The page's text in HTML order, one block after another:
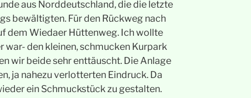
aus Norddeutschland, die die letzte
bewältigten. Für den Rückweg nach
dem Wiedaer Hüttenweg. Ich wollte
war- den kleinen, schmucken Kurpark
wir beide sehr enttäuscht. Die Anlage
ja nahezu verlotterten Eindruck. Da
ein Schmuckstück zu gestalten.